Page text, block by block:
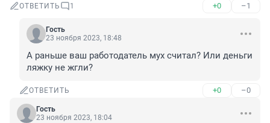
ОТВЕТИТЬ 1 +0 –1
Гость
23 ноября 2023, 18:48
А раньше ваш работодатель мух считал? Или деньги
ляжку не жгли?
ОТВЕТИТЬ +0 –0
Гость
23 ноября 2023, 18:04